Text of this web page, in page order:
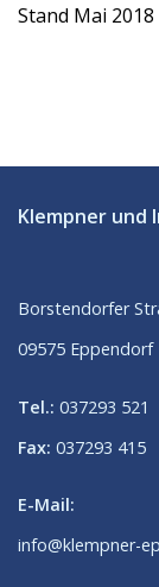
Stand Mai 2018
Klempner und
Borstendorfer
09575 Eppendorf
Tel.: 037293 521
Fax: 037293 415
E-Mail:
info@klempner-